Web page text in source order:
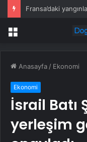
Fransa’daki
Menü
Anasayfa / Ekonomi
Ekonomi
İsrail Batı
yerleşim